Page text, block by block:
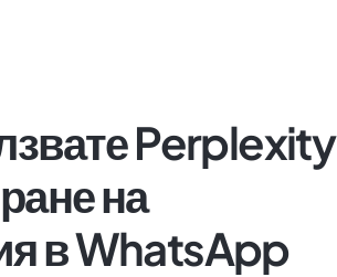
Perplexity
на
в WhatsApp